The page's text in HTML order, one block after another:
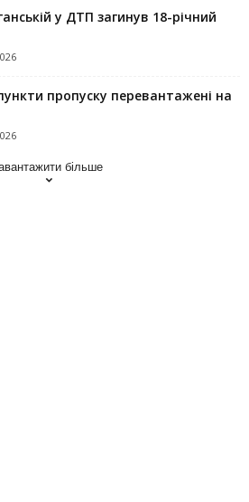
у ДТП загинув 18-річний
пропуску перевантажені на
більше